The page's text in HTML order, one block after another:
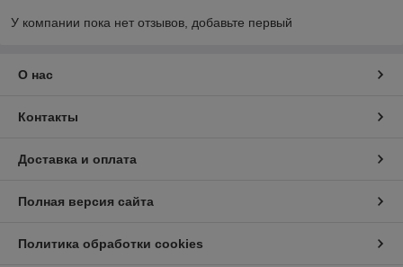
У компании пока нет отзывов, добавьте первый
О нас
Контакты
Доставка и оплата
Полная версия сайта
Политика обработки cookies